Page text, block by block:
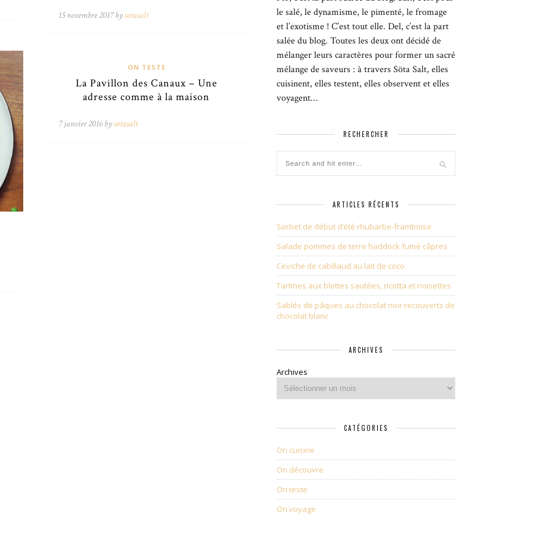
15 novembre 2017 bysotasalt
ON TESTE
La Pavillon des Canaux – Une
adresse comme à la maison
7 janvier 2016 bysotasalt
le salé, le dynamisme, le pimenté, le fromage
et l’exotisme ! C’est tout elle. Del, c’est la part
salée du blog. Toutes les deux ont décidé de
mélanger leurs caractères pour former un sacré
mélange de saveurs : à travers Söta Salt, elles
cuisinent, elles testent, elles observent et elles
voyagent…
RECHERCHER
ARTICLES RÉCENTS
Sorbet de début d’été rhubarbe-framboise
Salade pommes de terre haddock fumé câpres
Ceviche de cabillaud au lait de coco
Tartines aux blettes sautées, ricotta et noisettes
Sablés de pâques au chocolat noir recouverts de
chocolat blanc
ARCHIVES
Archives
CATÉGORIES
On cuisine
On découvre
On teste
On voyage